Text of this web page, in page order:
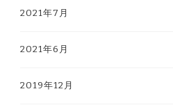
2021年7月
2021年6月
2019年12月